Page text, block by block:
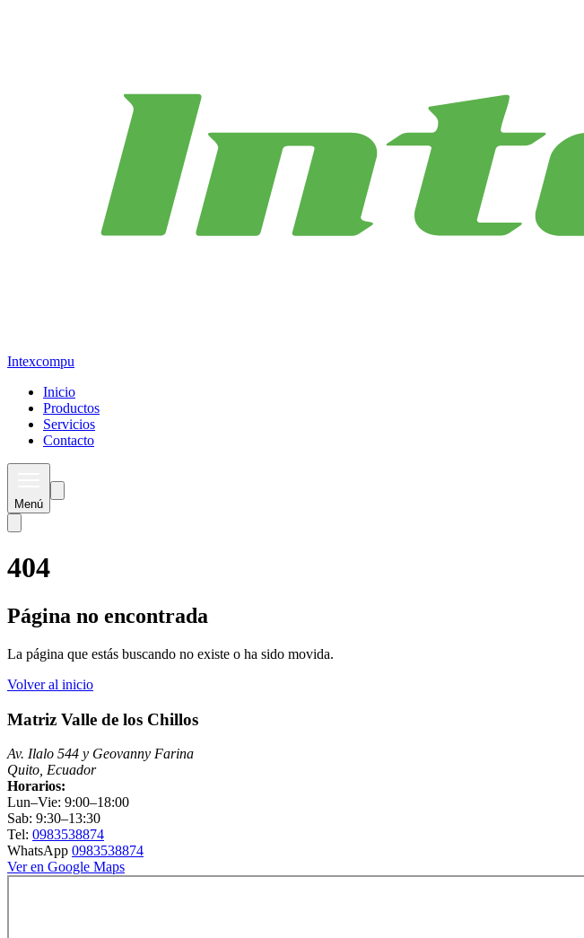
Intexcompu
Inicio
Productos
Servicios
Contacto
Menú
404
Página no encontrada
La página que estás buscando no existe o ha sido movida.
Volver al inicio
Matriz Valle de los Chillos
Av. Ilalo 544 y Geovanny Farina
Quito, Ecuador
Horarios:
Lun–Vie: 9:00–18:00
Sab: 9:30–13:30
Tel: 0983538874
WhatsApp 0983538874
Ver en Google Maps